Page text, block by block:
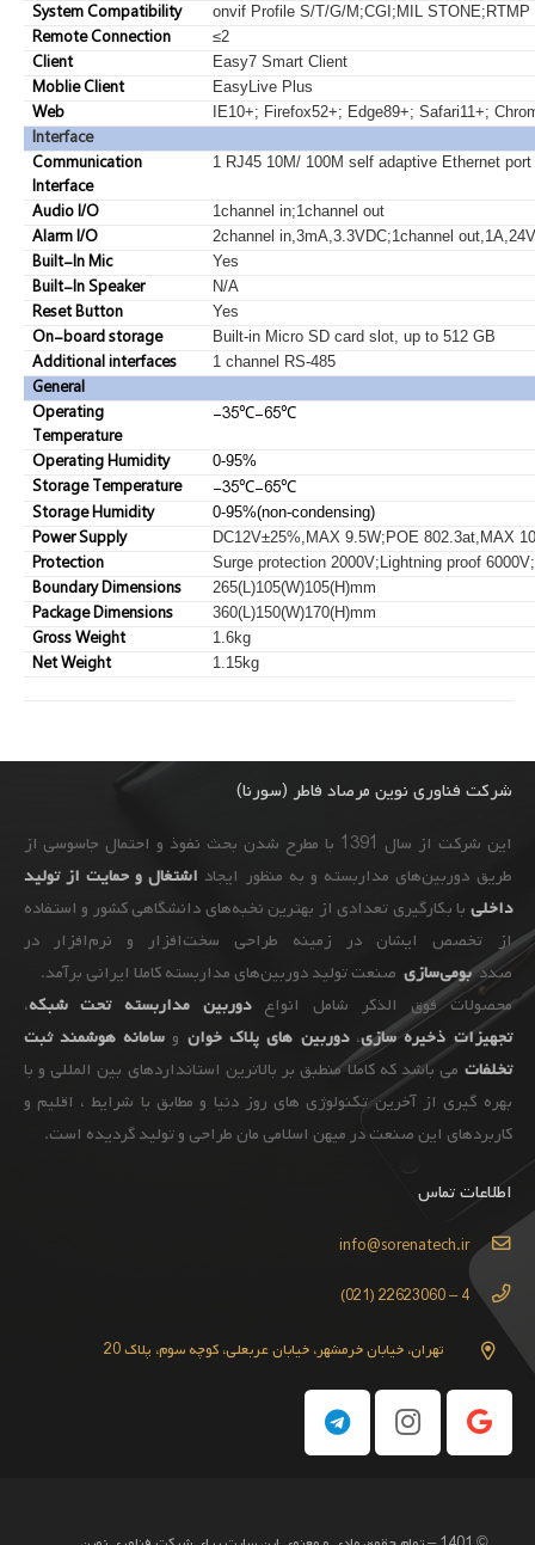
System Compatibility onvif Profile S/T/G/M;CGI;MIL STONE;RTMP
Remote Connection ≤2
Client Easy7 Smart Client
Moblie Client EasyLive Plus
Web IE10+; Firefox52+; Edge89+; Safari11+;
Interface
Communication
Interface
1 RJ45 10M/ 100M self adaptive Ethernet port
Audio I/O 1channel in;1channel out
Alarm I/O 2channel in,3mA,3.3VDC;1channel
Built-In Mic Yes
Built-In Speaker N/A
Reset Button Yes
On-board storage Built-in Micro SD card slot, up to 512 GB
Additional interfaces 1 channel RS-485
General
Operating
Temperature
-35℃-65℃
Operating Humidity
0-95%
Storage Temperature -35℃-65℃
Storage Humidity
0-95%(non-condensing)
Power Supply DC12V±25%,MAX 9.5W;POE 802.3at,MAX
Protection Surge protection 2000V;Lightning proof
Boundary Dimensions 265(L)105(W)105(H)mm
Package Dimensions 360(L)150(W)170(H)mm
Gross Weight 1.6kg
Net Weight 1.15kg
شرکت فناوری نوین مرصاد فاطر (سورنا)
این شرکت از سال 1391 با مطرح شدن بحث نفوذ و احتمال جاسوسی از
طریق دوربین‌های مداربسته و به ‌منظور ایجاد اشتغال و حمایت از تولید
داخلی با بکارگیری تعدادی از بهترین نخبه‌های دانشگاهی کشور و استفاده
از تخصص ایشان در زمینه طراحی سخت‌افزار و نرم‌افزار در
صددبومی‌سازی صنعت تولید دوربین‌های مداربسته کاملا ایرانی برآمد.
محصولات فوق الذکر شامل انواع دوربین مداربسته تحت شبکه،
تجهیزات ذخیره سازی، دوربین های پلاک خوان وسامانه هوشمند ثبت
تخلفات می باشد که کاملا منطبق بر بالاترین استانداردهای بین المللی و با
بهره گیری از آخرین تکنولوژی های روز دنیا و مطابق با شرایط ، اقلیم و
کاربردهای این صنعت در میهن اسلامی مان طراحی و تولید گردیده است.
اطلاعات تماس
info@sorenatech.ir
4 – 22623060 (021)
تهران، خیابان خرمشهر، خیابان عربعلی، کوچه سوم، پلاک 20